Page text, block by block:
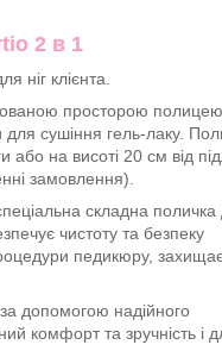
2 в 1
ніг клієнта.
просторою
сушіння гель-лаку.
або на висоті 20 см від
замовлення).
складна поличка
чистоту та безпеку
педикюру,
допомогою надійного
комфорт та зручність і